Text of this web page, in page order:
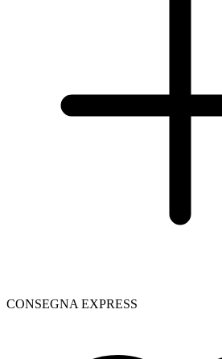
CONSEGNA EXPRESS